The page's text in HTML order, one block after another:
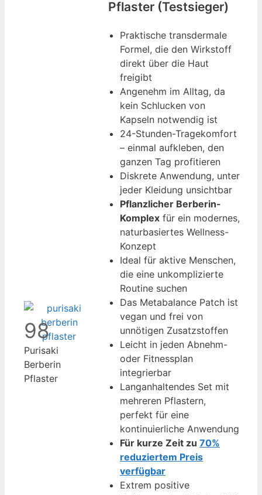
98
Purisaki
Berberin
Pflaster
Pflaster (Testsieger)
Praktische transdermale
Formel, die den Wirkstoff
direkt über die Haut
freigibt
Angenehm im Alltag, da
kein Schlucken von
Kapseln notwendig ist
24-Stunden-Tragekomfort
– einmal aufkleben, den
ganzen Tag profitieren
Diskrete Anwendung, unter
jeder Kleidung unsichtbar
Pflanzlicher Berberin-
Komplex für ein modernes,
naturbasiertes Wellness-
Konzept
Ideal für aktive Menschen,
die eine unkomplizierte
Routine suchen
Das Metabalance Patch ist
vegan und frei von
unnötigen Zusatzstoffen
Leicht in jeden Abnehm-
oder Fitnessplan
integrierbar
Langanhaltendes Set mit
mehreren Pflastern,
perfekt für eine
kontinuierliche Anwendung
Für kurze Zeit zu 70%
reduziertem Preis
verfügbar
Extrem positive